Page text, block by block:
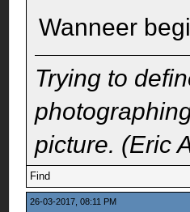
Wanneer
Trying to
picture. (Eric
Find
26-03-2017, 08:11 PM